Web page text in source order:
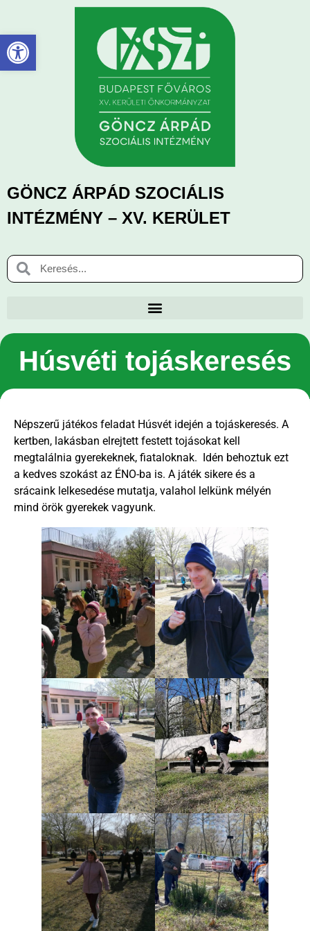
Eszköztár megnyitása
GÖNCZ ÁRPÁD SZOCIÁLIS
INTÉZMÉNY – XV. KERÜLET
Húsvéti tojáskeresés
Népszerű játékos feladat Húsvét idején a tojáskeresés. A
kertben, lakásban elrejtett festett tojásokat kell
megtalálnia gyerekeknek, fiataloknak. Idén behoztuk ezt
a kedves szokást az ÉNO-ba is. A játék sikere és a
srácaink lelkesedése mutatja, valahol lelkünk mélyén
mind örök gyerekek vagyunk.